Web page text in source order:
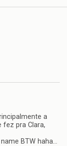
a
fez pra Clara,
BTW haha…